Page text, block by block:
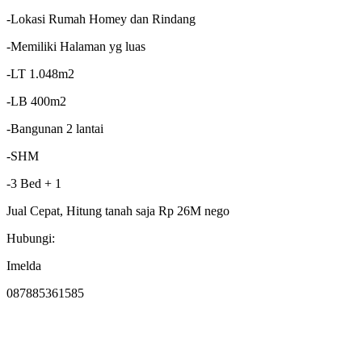
-Lokasi Rumah Homey dan Rindang
-Memiliki Halaman yg luas
-LT 1.048m2
-LB 400m2
-Bangunan 2 lantai
-SHM
-3 Bed + 1
Jual Cepat, Hitung tanah saja Rp 26M nego
Hubungi:
Imelda
087885361585